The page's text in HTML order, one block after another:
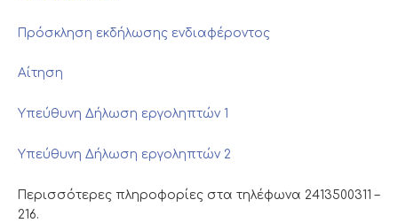
Πρόσκληση εκδήλωσης ενδιαφέροντος
Αίτηση
Υπεύθυνη Δήλωση εργοληπτών 1
Υπεύθυνη Δήλωση εργοληπτών 2
Περισσότερες πληροφορίες στα τηλέφωνα 2413500311 –
216.